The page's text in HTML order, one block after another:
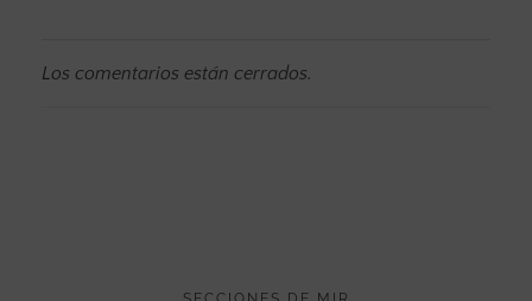
Los comentarios están cerrados.